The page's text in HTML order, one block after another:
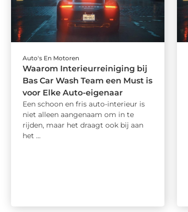
Auto's En Motoren
Waarom Interieurreiniging bij
Bas Car Wash Team een Must is
voor Elke Auto-eigenaar
Een schoon en fris auto-interieur is
niet alleen aangenaam om in te
rijden, maar het draagt ook bij aan
het ...